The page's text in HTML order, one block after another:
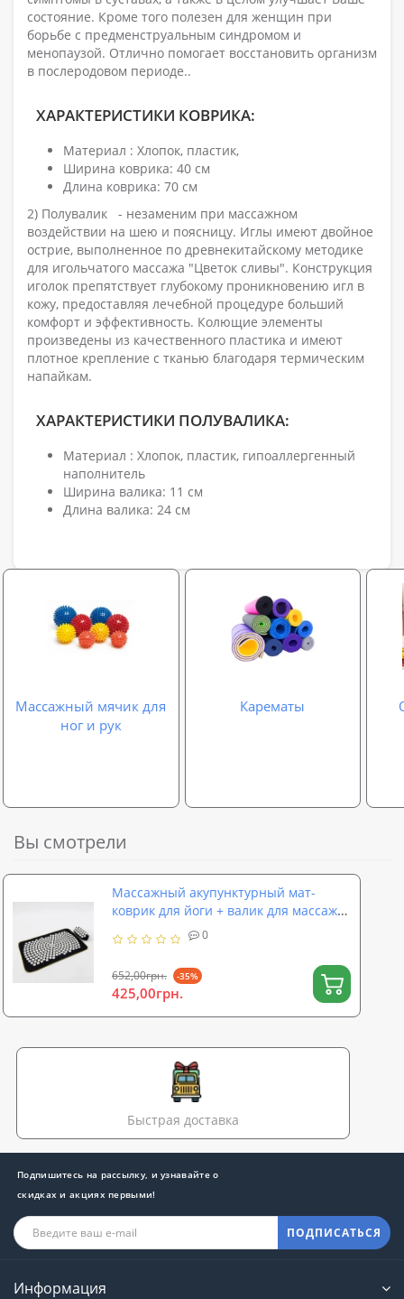
состояние. Кроме того полезен для женщин при
борьбе с предменструальным синдромом и
менопаузой. Отлично помогает восстановить организм
в послеродовом периоде..
ХАРАКТЕРИСТИКИ КОВРИКА:
Материал : Хлопок, пластик,
Ширина коврика: 40 см
Длина коврика: 70 см
2) Полувалик - незаменим при массажном
воздействии на шею и поясницу. Иглы имеют двойное
острие, выполненное по древнекитайскому методике
для игольчатого массажа "Цветок сливы". Конструкция
иголок препятствует глубокому проникновению игл в
кожу, предоставляя лечебной процедуре больший
комфорт и эффективность. Колющие элементы
произведены из качественного пластика и имеют
плотное крепление с тканью благодаря термическим
напайкам.
ХАРАКТЕРИСТИКИ ПОЛУВАЛИКА:
Материал : Хлопок, пластик, гипоаллергенный
наполнитель
Ширина валика: 11 см
Длина валика: 24 см
Массажный мячик для
ног и рук
Карематы
Вы смотрели
Массажный акупунктурный мат-
коврик для йоги + валик для массажа
спины/шеи/ног/тела OSPORT Yoga
Relax (apl-012)
0
652,00грн. -35%
425,00грн.
Быстрая доставка
Подпишитесь на рассылку, и узнавайте о
скидках и акциях первыми!
ПОДПИСАТЬСЯ
Информация